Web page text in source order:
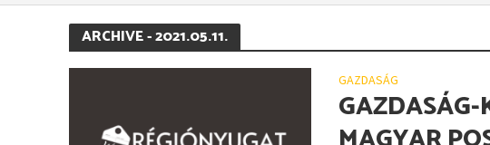
ARCHIVE - 2021.05.11.
GAZDASÁG
GAZDASÁG-